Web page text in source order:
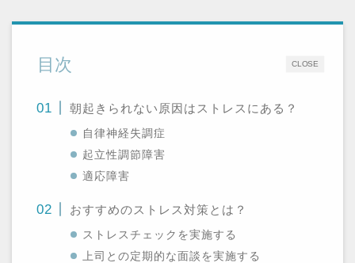
CLOSE
目次
朝起きられない原因はストレスにある？
自律神経失調症
起立性調節障害
適応障害
おすすめのストレス対策とは？
ストレスチェックを実施する
上司との定期的な面談を実施する